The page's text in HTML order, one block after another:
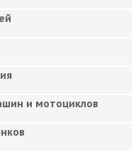
и мотоциклов